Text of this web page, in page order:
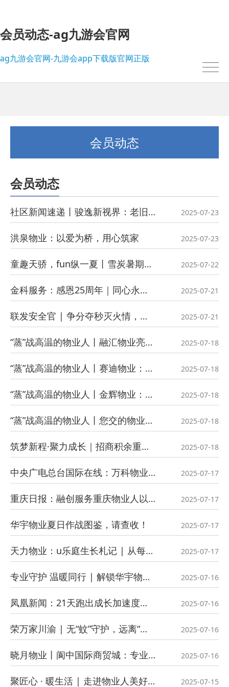
会员动态-ag九游会官网
ag九游会官网-九游会app下载版官网正版
会员动态
会员动态
我的位置：ag九游会官网-九游会app下载版官网正版>会员动态
社区新闻速递丨骏逸新视界：老旧小区提质焕新，幸福生活再升级 2025-07-23
洪泉物业：以爱为桥，用心筑家 2025-07-23
童趣天骄，fun纵一夏丨雪炭暑期托管班，双职工家庭的暑假福音 2025-07-22
金科服务：感恩25周年｜同心永筑，为更好的我们 2025-07-21
联发安全官 | 争分夺秒灭火情，物业化身“救火卫士” 2025-07-21
“蒸”战高温的物业人丨融汇物业亮出“降温组合拳” 2025-07-18
“蒸”战高温的物业人丨赛迪物业：是“热”爱 更是责任 2025-07-18
“蒸”战高温的物业人丨金辉物业：42℃的阳光下，小区里还能看见谁？ 2025-07-18
“蒸”战高温的物业人丨您交的物业费，每一分都值得！致敬40℃下“发光发热”的荣万家人！ 2025-07-18
筑梦新程·聚力成长｜招商积余重庆公司2025届积优生迎新会圆满举行 2025-07-18
中央广电总台国际在线：万科物业正式进驻重庆璟月台小区 以“应急速度”护航业主美好生活 2025-07-17
重庆日报：融创服务重庆物业人以平凡之躯带来非凡温情 2025-07-17
华宇物业夏日作战图鉴，请查收！ 2025-07-17
天力物业：u乐庭生长札记 | 从每1㎡开始，构建邻里更亲密... 2025-07-17
专业守护 温暖同行 | 解锁华宇物业2025半年度服务关键词 2025-07-16
凤凰新闻：21天跑出成长加速度！永升重庆15个社区联合永升服务开展“宝贝加油跑”儿童健康公益活动 2025-07-16
荣万家川渝 | 无“蚊”守护，远离“叮”子户！ 2025-07-16
晓月物业丨阆中国际商贸城：专业赋能，品质跃升！ 2025-07-16
聚匠心 · 暖生活 | 走进物业人美好服务的一天 2025-07-15